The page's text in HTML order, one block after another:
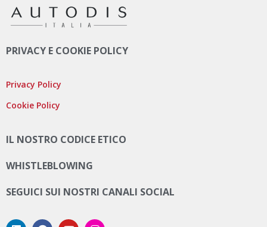
PRIVACY E COOKIE POLICY
Privacy Policy
Cookie Policy
IL NOSTRO CODICE ETICO
WHISTLEBLOWING
SEGUICI SUI NOSTRI CANALI SOCIAL